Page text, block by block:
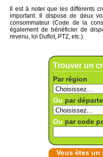
Trouver un
Par région
Ou par
Ou par code
Vous êtes un
Il est à noter que les différents
important. Il dispose de deux
consommateur (Code de la
également de bénéficier de
revenu, loi Duflot, PTZ, etc.).